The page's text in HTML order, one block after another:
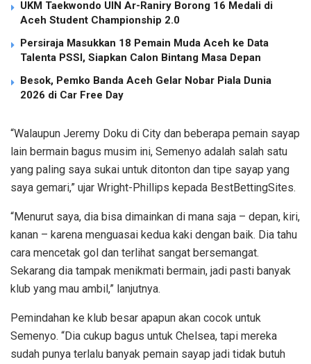
UKM Taekwondo UIN Ar-Raniry Borong 16 Medali di
Aceh Student Championship 2.0
Persiraja Masukkan 18 Pemain Muda Aceh ke Data
Talenta PSSI, Siapkan Calon Bintang Masa Depan
Besok, Pemko Banda Aceh Gelar Nobar Piala Dunia
2026 di Car Free Day
“Walaupun Jeremy Doku di City dan beberapa pemain sayap
lain bermain bagus musim ini, Semenyo adalah salah satu
yang paling saya sukai untuk ditonton dan tipe sayap yang
saya gemari,” ujar Wright-Phillips kepada BestBettingSites.
“Menurut saya, dia bisa dimainkan di mana saja – depan, kiri,
kanan – karena menguasai kedua kaki dengan baik. Dia tahu
cara mencetak gol dan terlihat sangat bersemangat.
Sekarang dia tampak menikmati bermain, jadi pasti banyak
klub yang mau ambil,” lanjutnya.
Pemindahan ke klub besar apapun akan cocok untuk
Semenyo. “Dia cukup bagus untuk Chelsea, tapi mereka
sudah punya terlalu banyak pemain sayap jadi tidak butuh